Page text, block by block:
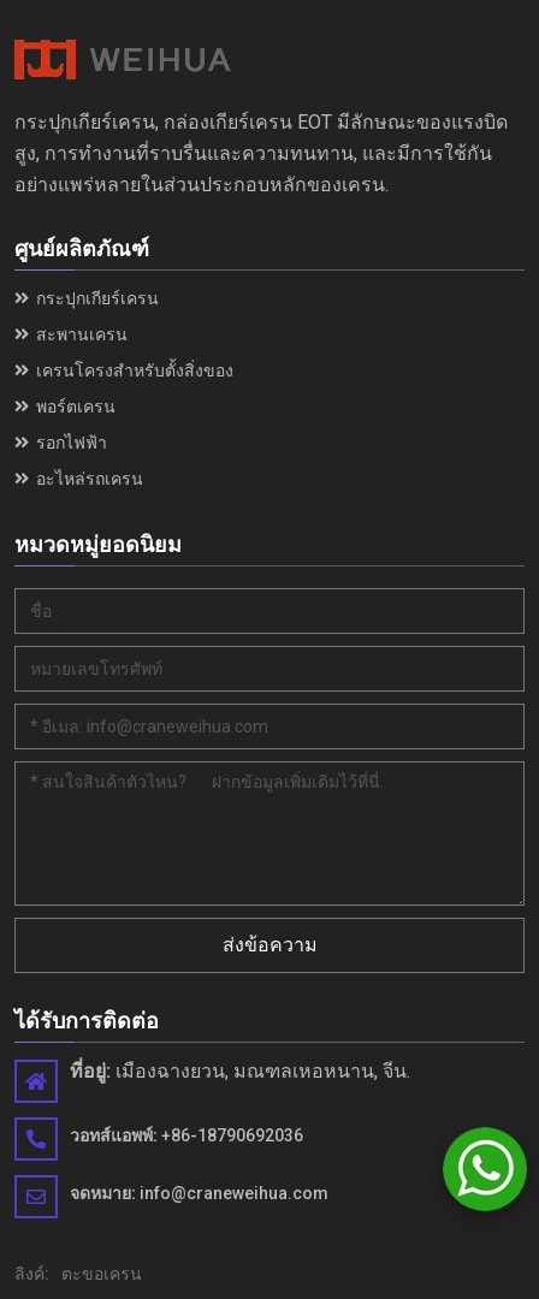
กระปุกเกียร์เครน, กล่องเกียร์เครน EOT มีลักษณะของแรงบิด
สูง, การทำงานที่ราบรื่นและความทนทาน, และมีการใช้กัน
อย่างแพร่หลายในส่วนประกอบหลักของเครน.
ศูนย์ผลิตภัณฑ์
กระปุกเกียร์เครน
สะพานเครน
เครนโครงสำหรับตั้งสิ่งของ
พอร์ตเครน
รอกไฟฟ้า
อะไหล่รถเครน
หมวดหมู่ยอดนิยม
ส่งข้อความ
ได้รับการติดต่อ
ที่อยู่: เมืองฉางยวน, มณฑลเหอหนาน, จีน.
วอทส์แอพพ์: +86-18790692036
จดหมาย: info@craneweihua.com
ลิงค์: ตะขอเครน